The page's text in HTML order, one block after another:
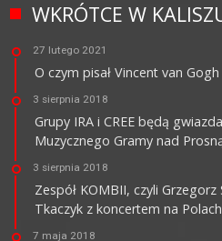
WKRÓTCE W
27 lutego 2021
O czym pisał Vincent van
3 sierpnia 2018
Grupy IRA i CREE będą
Muzycznego Gramy nad
3 sierpnia 2018
Zespół KOMBII, czyli
Tkaczyk z koncertem na
7 maja 2018